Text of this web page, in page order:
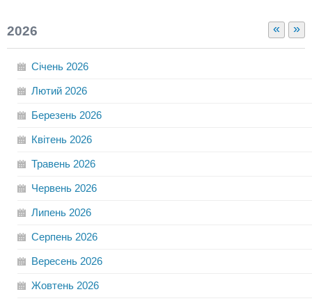
« »
2026
Січень 2026
Лютий 2026
Березень 2026
Квітень 2026
Травень 2026
Червень 2026
Липень 2026
Серпень 2026
Вересень 2026
Жовтень 2026